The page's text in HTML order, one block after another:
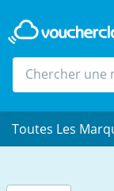
Toutes Les